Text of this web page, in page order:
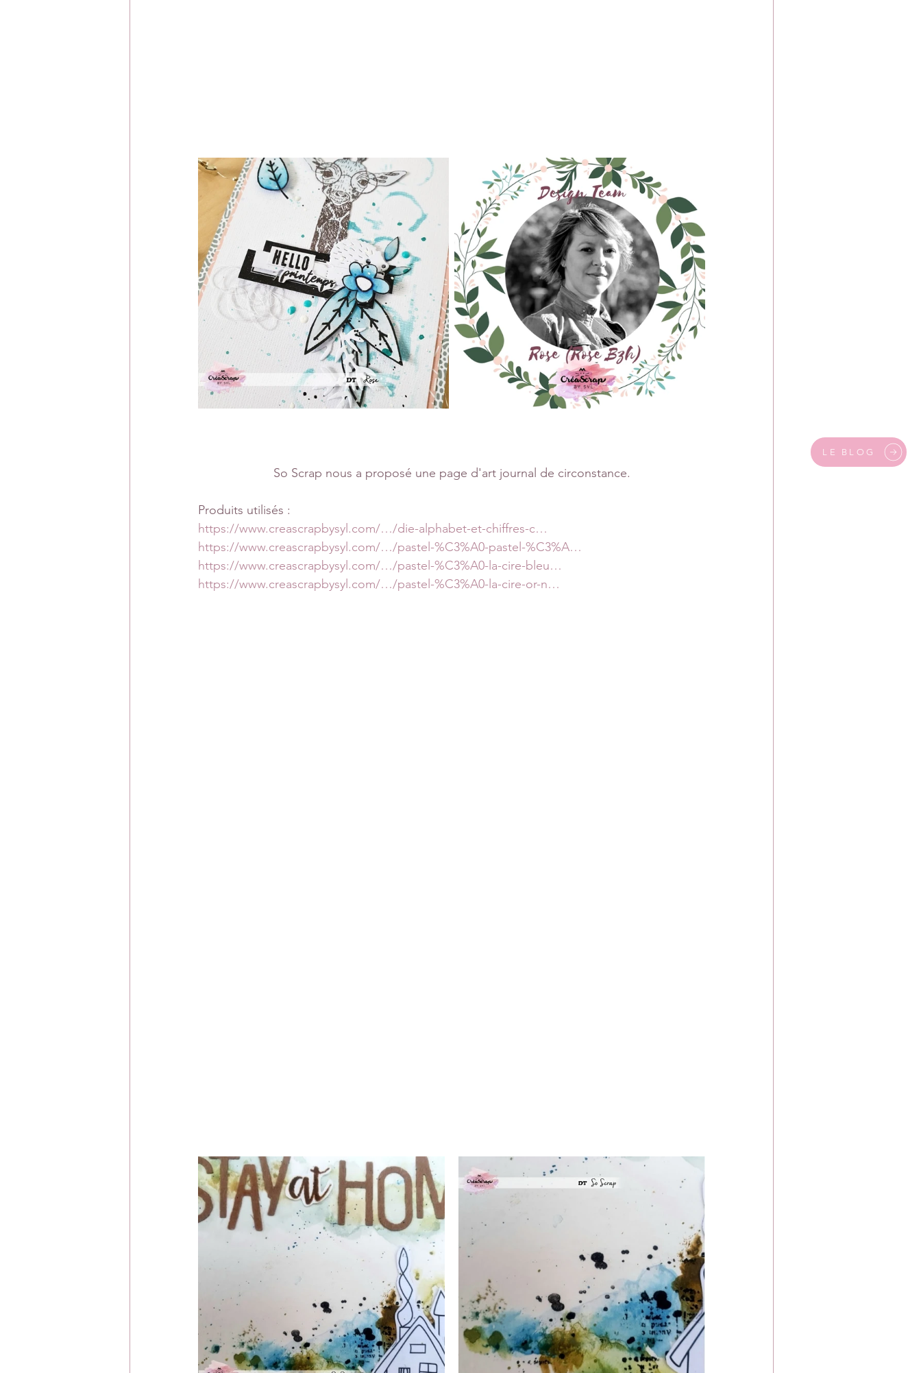
LE BLOG
So Scrap nous a proposé une page d'art journal de circonstance.
Produits utilisés :
https://www.creascrapbysyl.com/…/die-alphabet-et-chiffres-c…
https://www.creascrapbysyl.com/…/pastel-%C3%A0-pastel-%C3%A…
https://www.creascrapbysyl.com/…/pastel-%C3%A0-la-cire-bleu…
https://www.creascrapbysyl.com/…/pastel-%C3%A0-la-cire-or-n…